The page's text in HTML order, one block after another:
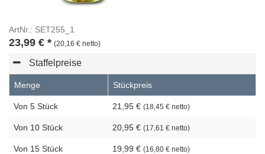
ArtNr.: SET255_1
23,99 € * (20,16 € netto)
Staffelpreise
Menge Stückpreis
Von 5 Stück 21,95 € (18,45 € netto)
Von 10 Stück 20,95 € (17,61 € netto)
Von 15 Stück 19,99 € (16,80 € netto)